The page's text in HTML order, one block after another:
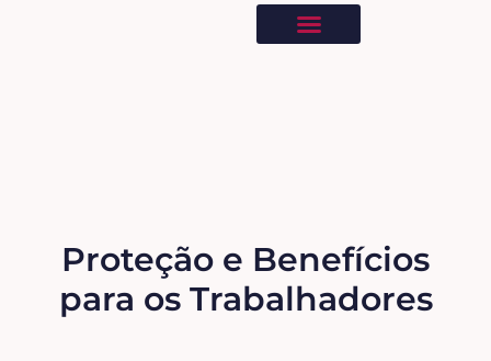
Proteção e Benefícios
para os Trabalhadores